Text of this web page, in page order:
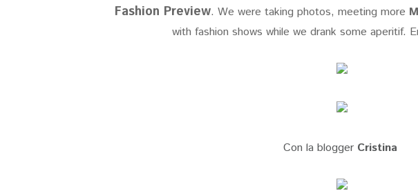
Fashion Preview. We were taking photos, meeting more
with fashion shows while we drank some aperitif.
Con la blogger Cristina